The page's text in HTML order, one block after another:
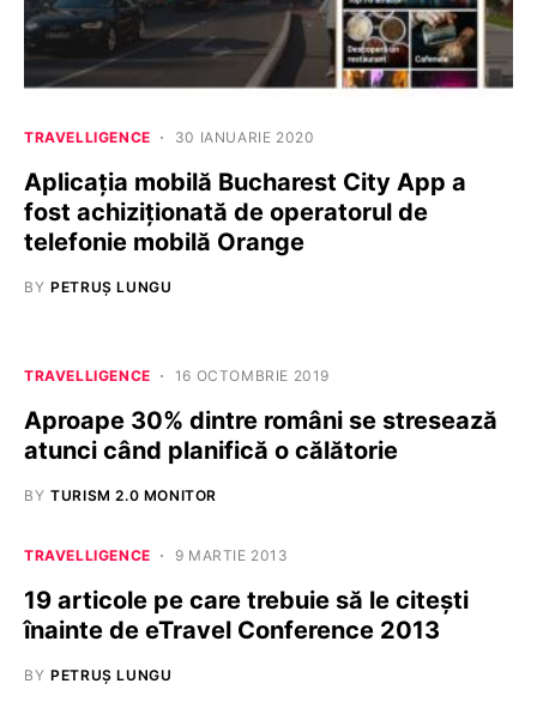
TRAVELLIGENCE 30 IANUARIE 2020
Aplicația mobilă Bucharest City App a
fost achiziționată de operatorul de
telefonie mobilă Orange
BY PETRUȘ LUNGU
TRAVELLIGENCE 16 OCTOMBRIE 2019
Aproape 30% dintre români se stresează
atunci când planifică o călătorie
BY TURISM 2.0 MONITOR
TRAVELLIGENCE 9 MARTIE 2013
19 articole pe care trebuie să le citești
înainte de eTravel Conference 2013
BY PETRUȘ LUNGU